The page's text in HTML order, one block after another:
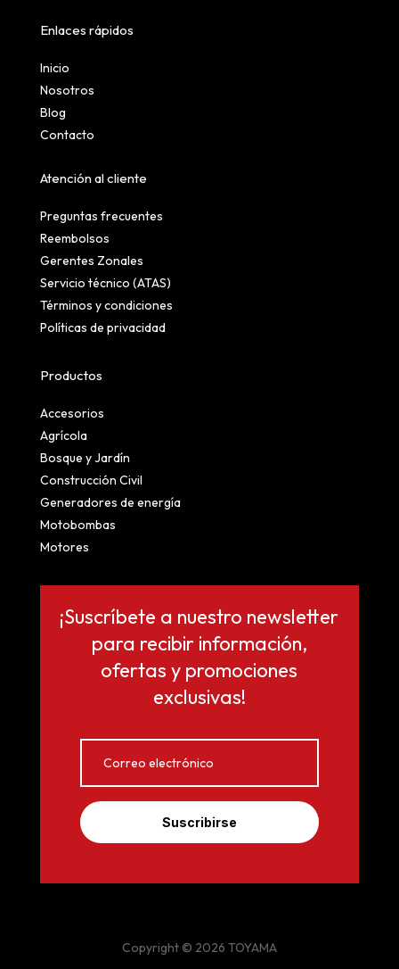
Enlaces rápidos
Inicio
Nosotros
Blog
Contacto
Atención al cliente
Preguntas frecuentes
Reembolsos
Gerentes Zonales
Servicio técnico (ATAS)
Términos y condiciones
Políticas de privacidad
Productos
Accesorios
Agrícola
Bosque y Jardín
Construcción Civil
Generadores de energía
Motobombas
Motores
¡Suscríbete a nuestro newsletter
para recibir información,
ofertas y promociones
exclusivas!
Suscribirse
Copyright © 2026 TOYAMA